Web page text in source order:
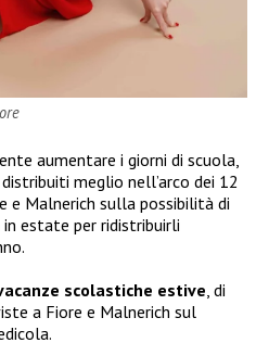
aumentare i giorni di scuola,
meglio nell’arco dei 12
e Malnerich sulla possibilità di
in estate per ridistribuirli
scolastiche estive , di
a Fiore e Malnerich sul